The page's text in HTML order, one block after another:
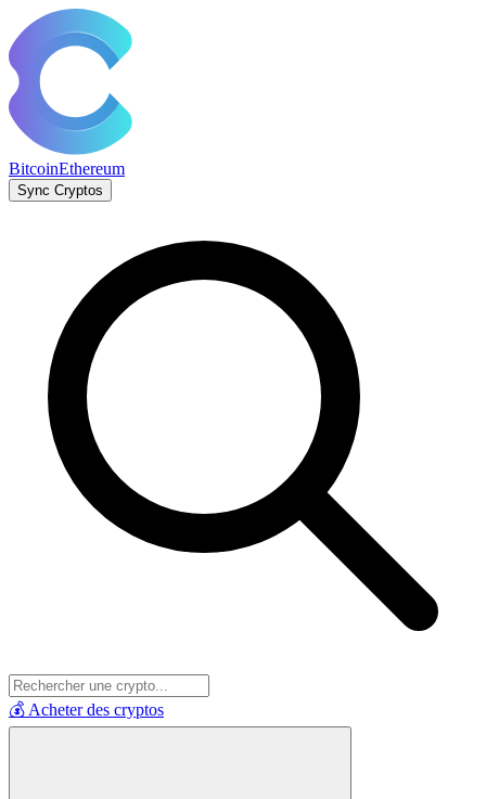
BitcoinEthereum
Sync Cryptos
💰 Acheter des cryptos